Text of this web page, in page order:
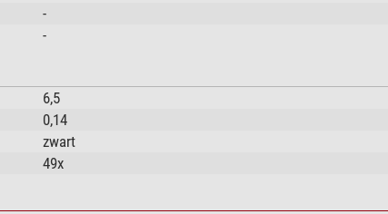
-
-
6,5
0,14
zwart
49x